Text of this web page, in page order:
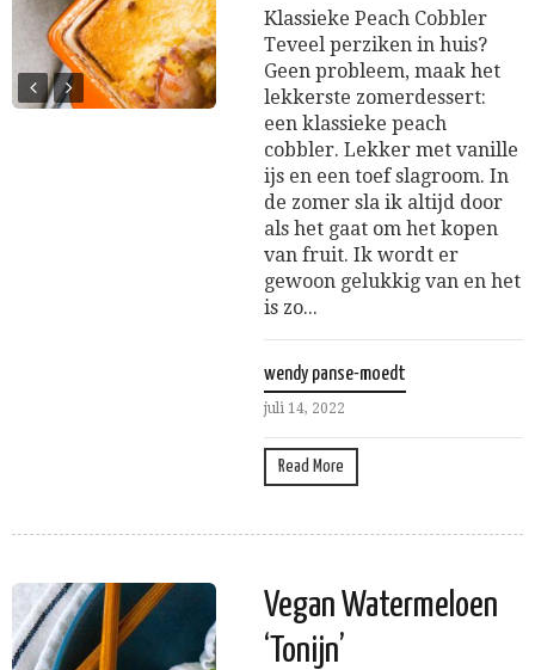
Klassieke Peach Cobbler
Teveel perziken in huis?
Geen probleem, maak het
lekkerste zomerdessert:
een klassieke peach
cobbler. Lekker met vanille
ijs en een toef slagroom. In
de zomer sla ik altijd door
als het gaat om het kopen
van fruit. Ik wordt er
gewoon gelukkig van en het
is zo...
wendy panse-moedt
juli 14, 2022
Read More
Vegan Watermeloen
‘Tonijn’